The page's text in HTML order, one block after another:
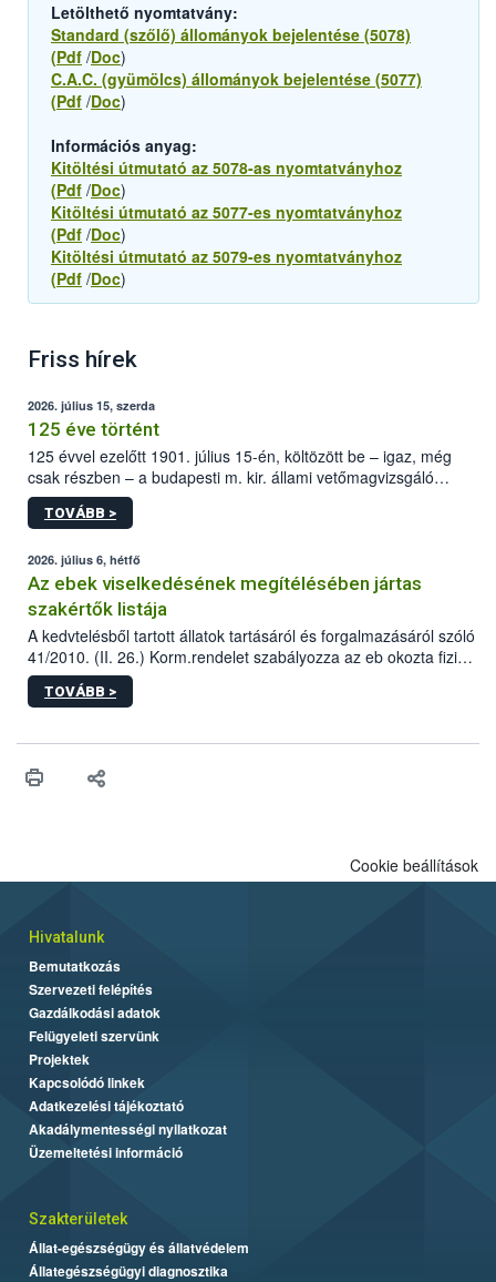
Letölthető nyomtatvány:
Standard (szőlő) állományok bejelentése (5078)
(Pdf /Doc)
C.A.C. (gyümölcs) állományok bejelentése (5077)
(Pdf /Doc)
Információs anyag:
Kitöltési útmutató az 5078-as nyomtatványhoz
(Pdf /Doc)
Kitöltési útmutató az 5077-es nyomtatványhoz
(Pdf /Doc)
Kitöltési útmutató az 5079-es nyomtatványhoz
(Pdf /Doc)
Friss hírek
2026. július 15, szerda
125 éve történt
125 évvel ezelőtt 1901. július 15-én, költözött be – igaz, még
csak részben – a budapesti m. kir. állami vetőmagvizsgáló
állomás a Kis Rókus utca 15. szám alatti, Czigler Győző által
tervezett új épületébe.
TOVÁBB >
2026. július 6, hétfő
Az ebek viselkedésének megítélésében jártas
szakértők listája
A kedvtelésből tartott állatok tartásáról és forgalmazásáról szóló
41/2010. (II. 26.) Korm.rendelet szabályozza az eb okozta fizikai
sérülés, illetve ennek veszélye keletkezésekor felmerülő
hatósági feladatokat, valamint a veszélyes eb tartását és annak
vonni az ebek viselkedésének megítélésében jártas szakértőt.
TOVÁBB >
Cookie beállítások
Hivatalunk
Bemutatkozás
Szervezeti felépítés
Gazdálkodási adatok
Felügyeleti szervünk
Projektek
Kapcsolódó linkek
Adatkezelési tájékoztató
Akadálymentességi nyilatkozat
Üzemeltetési információ
Szakterületek
Állat-egészségügy és állatvédelem
Állategészségügyi diagnosztika